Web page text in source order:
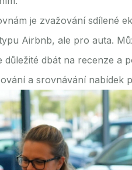
je zvažování sdílené
Airbnb, ale pro auta.
dbát na recenze a
a srovnávání nabídek